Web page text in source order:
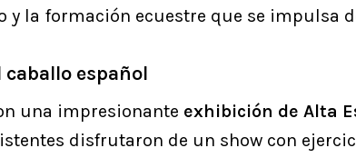
y la formación ecuestre que se impulsa
caballo español
una impresionante exhibición de Alta
disfrutaron de un show con